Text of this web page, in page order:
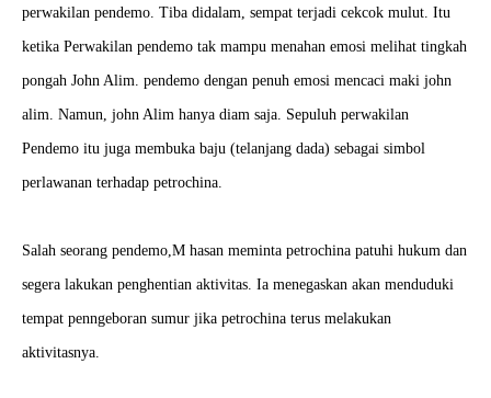
perwakilan pendemo. Tiba didalam, sempat terjadi cekcok mulut. Itu
ketika Perwakilan pendemo tak mampu menahan emosi melihat tingkah
pongah John Alim. pendemo dengan penuh emosi mencaci maki john
alim. Namun, john Alim hanya diam saja. Sepuluh perwakilan
Pendemo itu juga membuka baju (telanjang dada) sebagai simbol
perlawanan terhadap petrochina.
Salah seorang pendemo,M hasan meminta petrochina patuhi hukum dan
segera lakukan penghentian aktivitas. Ia menegaskan akan menduduki
tempat penngeboran sumur jika petrochina terus melakukan
aktivitasnya.